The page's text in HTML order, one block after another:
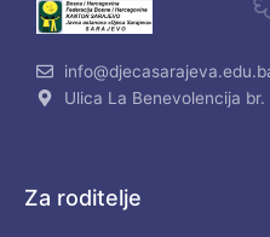
Ulica La Benevolencija
Za roditelje